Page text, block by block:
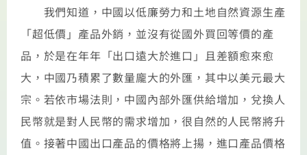
我們知道，中國以低廉勞力和土地自然資源生產
「超低價」產品外銷，並沒有從國外買回等價的產
品，於是在年年「出口遠大於進口」且差額愈來愈
大，中國乃積累了數量龐大的外匯，其中以美元最大
宗。若依市場法則，中國內部外匯供給增加，兌換人
民幣就是對人民幣的需求增加，很自然的人民幣將升
值。接著中國出口產品的價格將上揚，進口產品價格